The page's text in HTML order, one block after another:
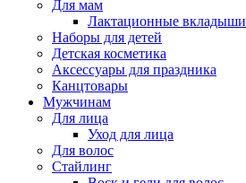
Для мам
Лактационные вкладыши
Наборы для детей
Детская косметика
Аксессуары для праздника
Канцтовары
Мужчинам
Для лица
Уход для лица
Для волос
Стайлинг